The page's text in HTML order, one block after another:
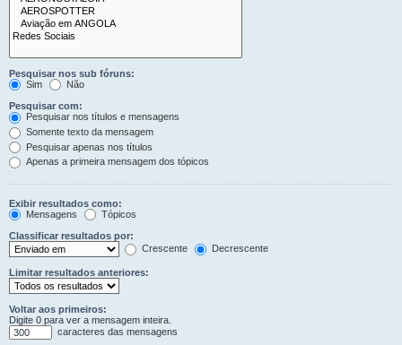
Pesquisar nos sub fóruns:
Sim
Não
Pesquisar com:
Pesquisar nos títulos e mensagens
Somente texto da mensagem
Pesquisar apenas nos títulos
Apenas a primeira mensagem dos tópicos
Exibir resultados como:
Mensagens
Tópicos
Classificar resultados por:
Crescente
Decrescente
Limitar resultados anteriores:
Voltar aos primeiros:
Digite 0 para ver a mensagem inteira.
caracteres das mensagens